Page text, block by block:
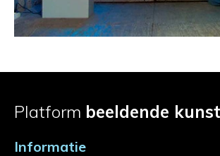
Platform beeldende kunst
Informatie